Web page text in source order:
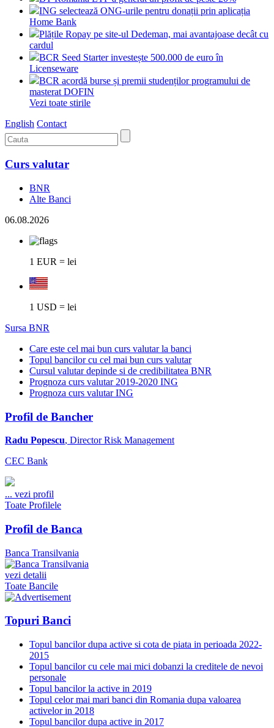
ING selectează ONG-urile pentru donații prin aplicația
Home Bank
Plățile Ropay pe site-ul Dedeman, mai avantajoase decât cu
cardul
BCR Seed Starter investește 500.000 de euro în
Licenseware
BCR acordă burse și premii studenților programului de
masterat DOFIN
Vezi toate stirile
English Contact
Curs valutar
BNR
Alte Banci
06.08.2026
1 EUR = lei
1 USD = lei
Sursa BNR
Care este cel mai bun curs valutar la banci
Topul bancilor cu cel mai bun curs valutar
Cursul valutar depinde si de credibilitatea BNR
Prognoza curs valutar 2019-2020 ING
Prognoza curs valutar ING
Profil de Bancher
Radu Popescu, Director Risk Management
CEC Bank
... vezi profil
Toate Profilele
Profil de Banca
Banca Transilvania
vezi detalii
Toate Bancile
Topuri Banci
Topul bancilor dupa active si cota de piata in perioada 2022-
2015
Topul bancilor cu cele mai mici dobanzi la creditele de nevoi
personale
Topul bancilor la active in 2019
Topul celor mai mari banci din Romania dupa valoarea
activelor in 2018
Topul bancilor dupa active in 2017